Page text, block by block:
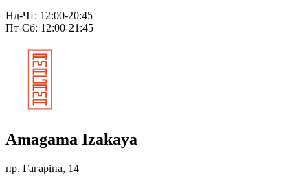
Нд-Чт: 12:00-20:45
Пт-Сб: 12:00-21:45
Amagama Izakaya
пр. Гагаріна, 14